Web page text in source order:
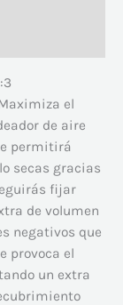
el
de aire
permitirá
secas gracias
fijar
de volumen
negativos que
provoca el
un extra